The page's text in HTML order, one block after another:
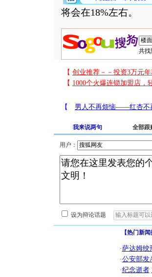
将会在18%左右。
共找
我来说两句 全部跟
用户：
设为辩论话题
【热门新闻
·萨达姆绞
·公安部发
·纪念逝者